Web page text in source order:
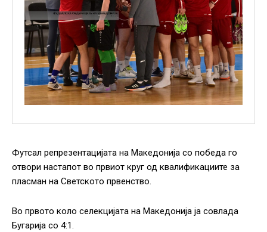
Футсал репрезентацијата на Македонија со победа го
отвори настапот во првиот круг од квалификациите за
пласман на Светското првенство.
Во првото коло селекцијата на Македонија ја совлада
Бугарија со 4:1.